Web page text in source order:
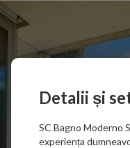
Detalii și
SC Bagno Moderno
experiența